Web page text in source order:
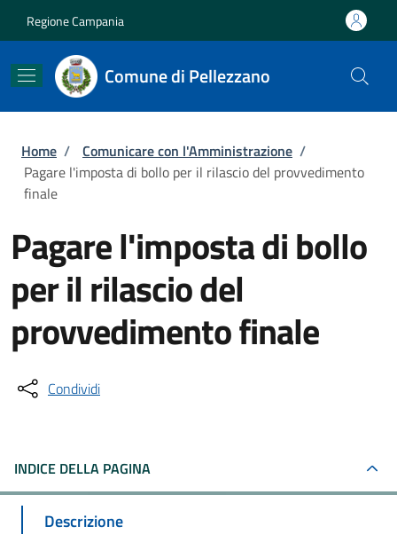
Regione Campania
Comune di Pellezzano
Briciole di pane
Home / Comunicare con l'Amministrazione /
Pagare l'imposta di bollo per il rilascio del provvedimento
finale
Pagare l'imposta di bollo
per il rilascio del
provvedimento finale
Condividi
INDICE DELLA PAGINA
Descrizione